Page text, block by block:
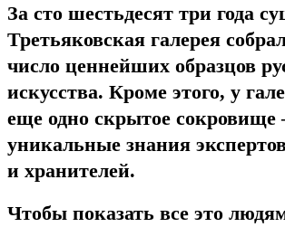
За сто шестьдесят три года
Третьяковская галерея
число ценнейших образцов
искусства. Кроме этого, у
еще одно скрытое
уникальные знания
и хранителей.
Чтобы показать все это